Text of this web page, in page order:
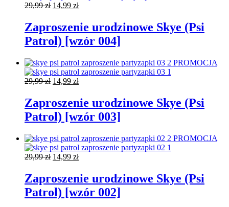
29,99zł Pierwotna
wynosiła:
29,99 zł.
14,99 złAktualna
wynosi:
14,99 zł.
Zaproszenie urodzinowe Skye (Psi
Patrol) [wzór 004]
PROMOCJA
29,99zł Pierwotna
wynosiła:
29,99 zł.
14,99 złAktualna
wynosi:
14,99 zł.
Zaproszenie urodzinowe Skye (Psi
Patrol) [wzór 003]
PROMOCJA
29,99zł Pierwotna
wynosiła:
29,99 zł.
14,99 złAktualna
wynosi:
14,99 zł.
Zaproszenie urodzinowe Skye (Psi
Patrol) [wzór 002]